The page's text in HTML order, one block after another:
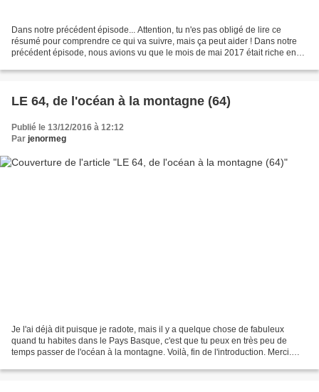
Dans notre précédent épisode... Attention, tu n'es pas obligé de lire ce
résumé pour comprendre ce qui va suivre, mais ça peut aider ! Dans notre
précédent épisode, nous avions vu que le mois de mai 2017 était riche en
LE 64, de l'océan à la montagne (64)
Publié le 13/12/2016 à 12:12
Par jenormeg
Je l'ai déjà dit puisque je radote, mais il y a quelque chose de fabuleux
quand tu habites dans le Pays Basque, c'est que tu peux en très peu de
temps passer de l'océan à la montagne. Voilà, fin de l'introduction. Merci.